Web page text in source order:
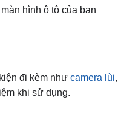
hình ô tô của bạn
đi kèm như camera lùi,
khi sử dụng.